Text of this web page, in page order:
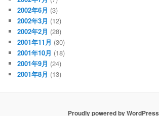
2002年6月 (3)
2002年3月 (12)
2002年2月 (28)
2001年11月 (30)
2001年10月 (18)
2001年9月 (24)
2001年8月 (13)
Proudly powered by WordPress